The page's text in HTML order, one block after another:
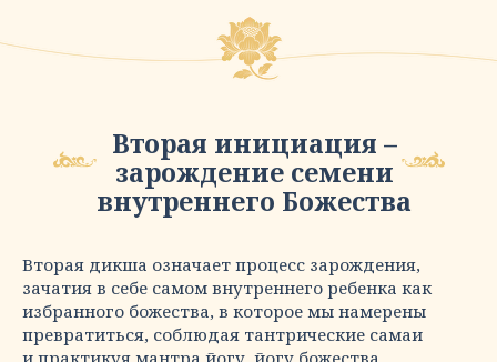
Вторая инициация –
зарождение семени
внутреннего Божества
Вторая дикша означает процесс зарождения,
зачатия в себе самом внутреннего ребенка как
избранного божества, в которое мы намерены
превратиться, соблюдая тантрические самаи